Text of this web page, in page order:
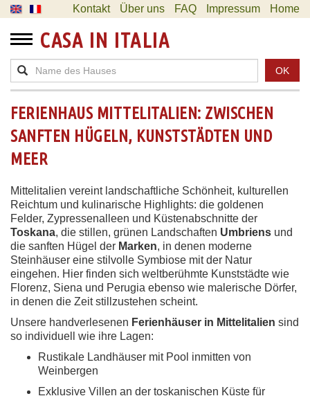
Kontakt Über uns FAQ Impressum Home
CASA IN ITALIA
OK
FERIENHAUS MITTELITALIEN: ZWISCHEN
SANFTEN HÜGELN, KUNSTSTÄDTEN UND
MEER
Mittelitalien vereint landschaftliche Schönheit, kulturellen
Reichtum und kulinarische Highlights: die goldenen
Felder, Zypressenalleen und Küstenabschnitte der
Toskana, die stillen, grünen Landschaften Umbriens und
die sanften Hügel der Marken, in denen moderne
Steinhäuser eine stilvolle Symbiose mit der Natur
eingehen. Hier finden sich weltberühmte Kunststädte wie
Florenz, Siena und Perugia ebenso wie malerische Dörfer,
in denen die Zeit stillzustehen scheint.
Unsere handverlesenen Ferienhäuser in Mittelitalien sind
so individuell wie ihre Lagen:
Rustikale Landhäuser mit Pool inmitten von
Weinbergen
Exklusive Villen an der toskanischen Küste für